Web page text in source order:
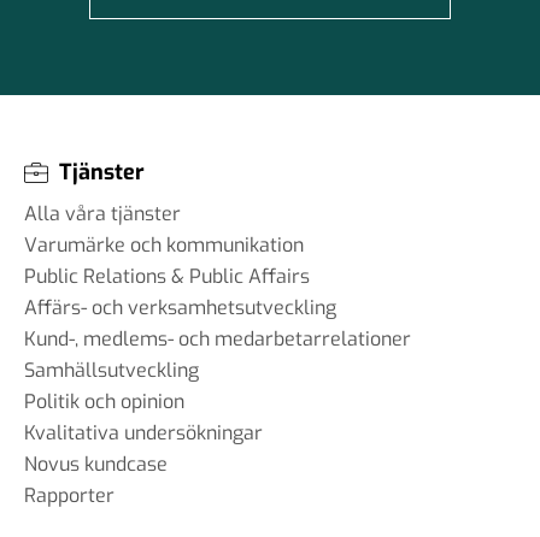
Tjänster
Alla våra tjänster
Varumärke och kommunikation
Public Relations & Public Affairs
Affärs- och verksamhetsutveckling
Kund-, medlems- och medarbetarrelationer
Samhällsutveckling
Politik och opinion
Kvalitativa undersökningar
Novus kundcase
Rapporter